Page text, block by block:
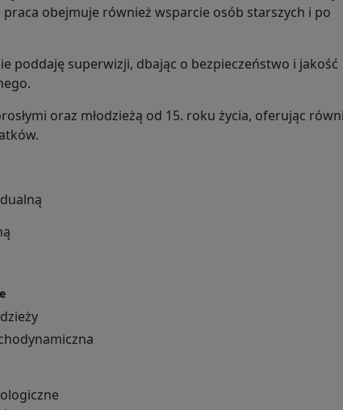
obejmuje również wsparcie osób starszych i po
poddaję superwizji, dbając o bezpieczeństwo i jakość
oraz młodzieżą od 15. roku życia, oferując